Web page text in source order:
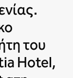
του
Hotel,